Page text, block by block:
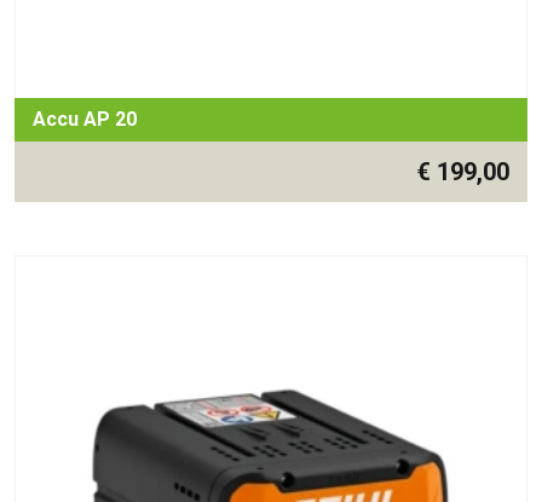
Accu AP 20
€ 199,00